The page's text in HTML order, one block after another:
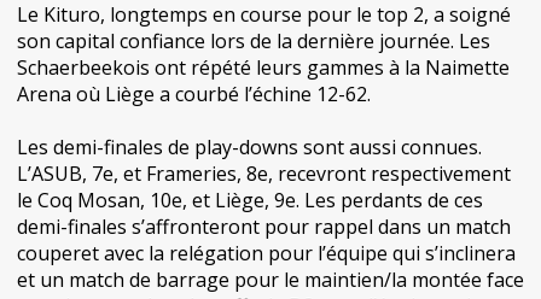
Le Kituro, longtemps en course pour le top 2, a soigné
son capital confiance lors de la dernière journée. Les
Schaerbeekois ont répété leurs gammes à la Naimette
Arena où Liège a courbé l’échine 12-62.
Les demi-finales de play-downs sont aussi connues.
L’ASUB, 7e, et Frameries, 8e, recevront respectivement
le Coq Mosan, 10e, et Liège, 9e. Les perdants de ces
demi-finales s’affronteront pour rappel dans un match
couperet avec la relégation pour l’équipe qui s’inclinera
et un match de barrage pour le maintien/la montée face